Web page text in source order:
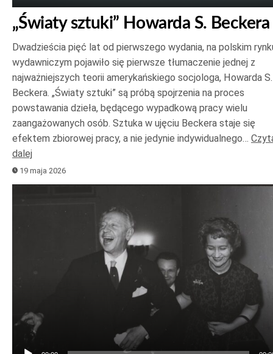
„Światy sztuki” Howarda S. Beckera
Dwadzieścia pięć lat od pierwszego wydania, na polskim
wydawniczym pojawiło się pierwsze tłumaczenie jednej z
najważniejszych teorii amerykańskiego socjologa, Howarda S.
Beckera. „Światy sztuki” są próbą spojrzenia na proces
powstawania dzieła, będącego wypadkową pracy wielu
zaangażowanych osób. Sztuka w ujęciu Beckera staje się
efektem zbiorowej pracy, a nie jedynie indywidualnego…
dalej
19 maja 2026
dźwiękowych